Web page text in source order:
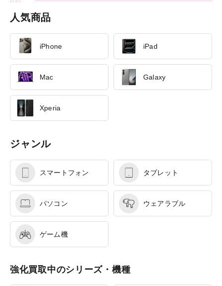
人気商品
iPhone iPad
Mac Galaxy
Xperia
ジャンル
スマートフォン タブレット
パソコン ウェアラブル
ゲーム機
強化買取中のシリーズ・機種